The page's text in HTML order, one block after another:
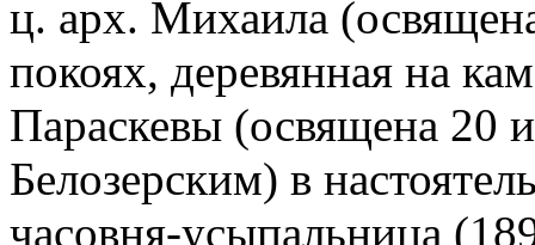
ц. арх. Михаила
покоях, деревянная на
Параскевы (освящена 20
Белозерским) в
часовня-усыпальница